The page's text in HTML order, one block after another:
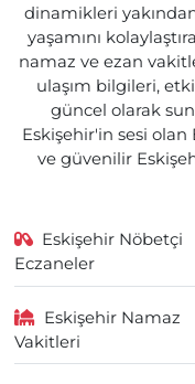
dinamikleri
yaşamını
namaz ve ezan
ulaşım bilgileri,
güncel olarak
Eskişehir'in sesi olan
ve güvenilir
Eskişehir Nöbetçi
Eczaneler
Eskişehir Namaz
Vakitleri